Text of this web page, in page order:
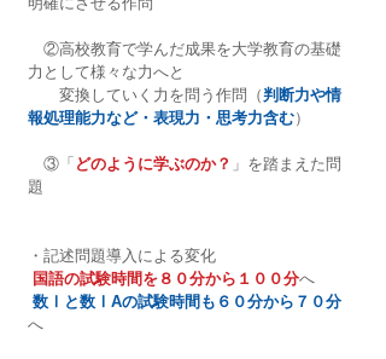
②高校教育で学んだ成果を大学教育の基礎
力として様々な力へと
変換していく力を問う作問（判断力や情
報処理能力など・表現力・思考力含む）
③「 どのように学ぶのか？ 」を踏まえた問
題
・記述問題導入による変化
国語の試験時間を８０分から１００分へ
数Ⅰと数ⅠAの試験時間も６０分から７０分
へ